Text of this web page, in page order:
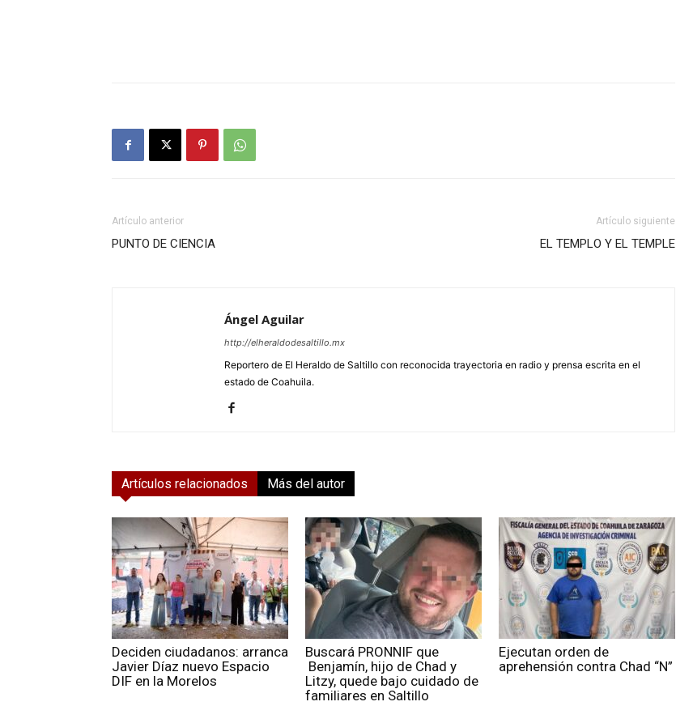
Artículo anterior
PUNTO DE CIENCIA
Artículo siguiente
EL TEMPLO Y EL TEMPLE
Ángel Aguilar
http://elheraldodesaltillo.mx
Reportero de El Heraldo de Saltillo con reconocida trayectoria en radio y prensa escrita en el
estado de Coahuila.
Artículos relacionados Más del autor
Deciden ciudadanos: arranca
Javier Díaz nuevo Espacio
DIF en la Morelos
Buscará PRONNIF que
Benjamín, hijo de Chad y
Litzy, quede bajo cuidado de
familiares en Saltillo
Ejecutan orden de
aprehensión contra Chad “N”